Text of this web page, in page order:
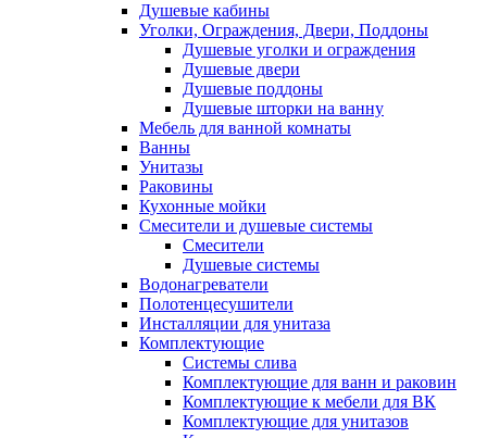
Душевые кабины
Уголки, Ограждения, Двери, Поддоны
Душевые уголки и ограждения
Душевые двери
Душевые поддоны
Душевые шторки на ванну
Мебель для ванной комнаты
Ванны
Унитазы
Раковины
Кухонные мойки
Смесители и душевые системы
Смесители
Душевые системы
Водонагреватели
Полотенцесушители
Инсталляции для унитаза
Комплектующие
Системы слива
Комплектующие для ванн и раковин
Комплектующие к мебели для ВК
Комплектующие для унитазов